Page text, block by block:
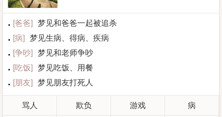
[爸爸]
梦见和爸爸一起被追杀
[病]
梦见生病、得病、疾病
[争吵]
梦见和老师争吵
[吃饭]
梦见吃饭、用餐
[朋友] 梦见朋友打死人
骂人 欺负 游戏 病